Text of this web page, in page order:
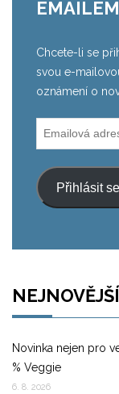
EMAILEM
Chcete-li se
svou e-
oznámení o
Emailová
adresa
Přihlásit
Novinka nejen pro
% Veggie
6. 8. 2026